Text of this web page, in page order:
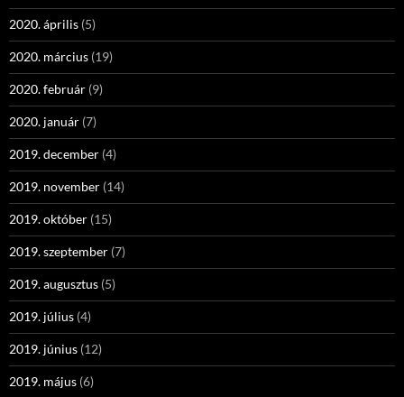
2020. április (5)
2020. március (19)
2020. február (9)
2020. január (7)
2019. december (4)
2019. november (14)
2019. október (15)
2019. szeptember (7)
2019. augusztus (5)
2019. július (4)
2019. június (12)
2019. május (6)